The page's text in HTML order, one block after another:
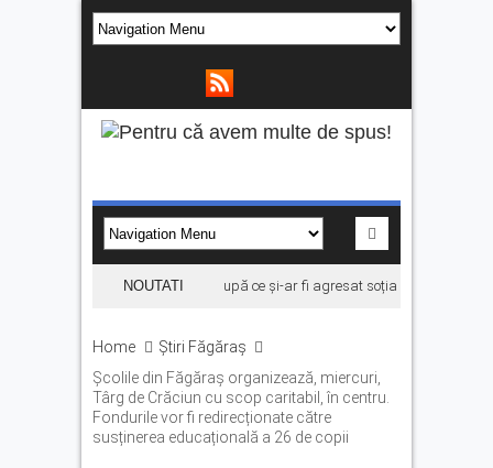
NOUTATI
Bărbat din Victoria, reținut după ce și-ar fi agresat soția de două ori în
Home
Știri Făgăraș
Școlile din Făgăraș organizează, miercuri,
Târg de Crăciun cu scop caritabil, în centru.
Fondurile vor fi redirecționate către
susținerea educațională a 26 de copii